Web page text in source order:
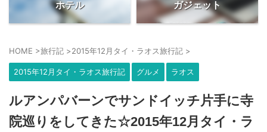
ホテル ガジェット
HOME >旅行記 >2015年12月タイ・ラオス旅行記 >
2015年12月タイ・ラオス旅行記 グルメ ラオス
ルアンパバーンでサンドイッチ片手に寺
院巡りをしてきた☆2015年12月タイ・ラ